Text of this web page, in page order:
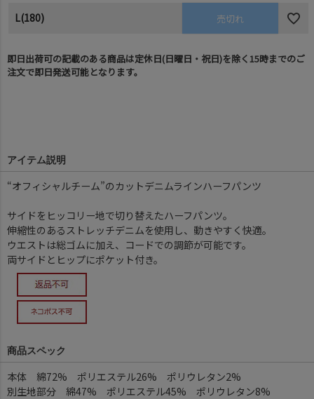
L(180) 売切れ
即日出荷可の記載のある商品は定休日(日曜日・祝日)を除く15時までのご
注文で即日発送可能となります。
アイテム説明
“オフィシャルチーム”のカットデニムラインハーフパンツ
サイドをヒッコリー地で切り替えたハーフパンツ。
伸縮性のあるストレッチデニムを使用し、動きやすく快適。
ウエストは総ゴムに加え、コードでの調節が可能です。
両サイドとヒップにポケット付き。
商品スペック
本体 綿72% ポリエステル26% ポリウレタン2%
別生地部分 綿47% ポリエステル45% ポリウレタン8%